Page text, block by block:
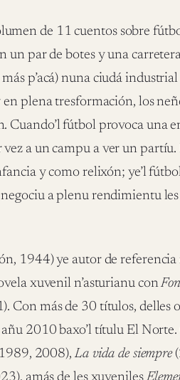
de 11 cuentos sobre
un par de botes y una
p’acá) nuna ciudá
plena tresformación, los
Cuando’l fútbol provoca una
a un campu a ver un partíu.
y como relixón; ye’l
a plenu rendimientu les
1944) ye autor de
xuvenil n’asturianu con
Con más de 30 títulos, delles
2010 baxo’l títulu El
2008),La vida de siempre
amás de les xuveniles